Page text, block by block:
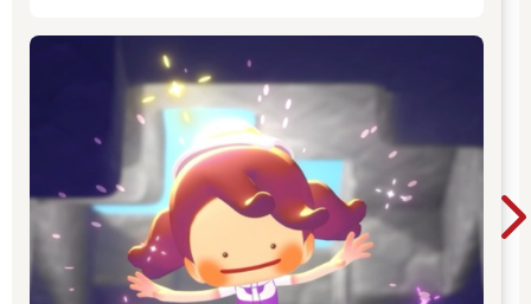
的個性，度過悠悠哉哉的生活吧。